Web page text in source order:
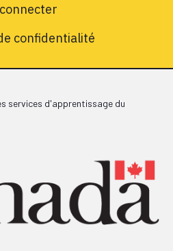
confidentialité
services d'apprentissage du